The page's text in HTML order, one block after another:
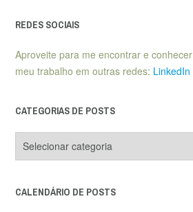
REDES SOCIAIS
Aproveite para me encontrar e
meu trabalho em outras redes: LinkedIn
CATEGORIAS DE POSTS
de
CALENDÁRIO DE POSTS